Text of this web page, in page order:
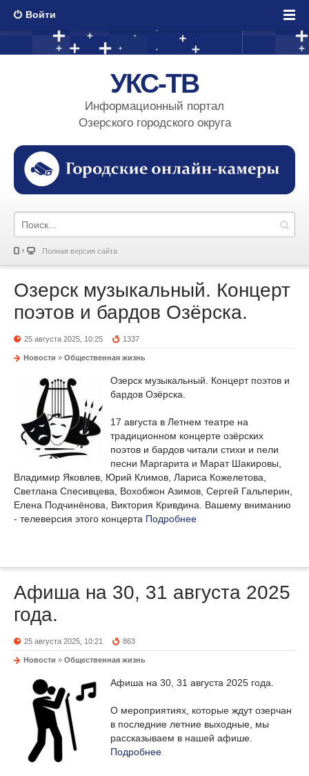
Войти
УКС-ТВ
Информационный портал
Озерского городского округа
Полная версия сайта
Озерск музыкальный. Концерт
поэтов и бардов Озёрска.
25 августа 2025, 10:25 1337
Новости » Общественная жизнь
Озерск музыкальный. Концерт поэтов и
бардов Озёрска.
17 августа в Летнем театре на
традиционном концерте озёрских
поэтов и бардов читали стихи и пели
песни Маргарита и Марат Шакировы,
Владимир Яковлев, Юрий Климов, Лариса Кожелетова,
Светлана Спесивцева, Вохобжон Азимов, Сергей Гальперин,
Елена Подчинёнова, Виктория Кривдина. Вашему вниманию
- телеверсия этого концерта Подробнее
Афиша на 30, 31 августа 2025
года.
25 августа 2025, 10:21 863
Новости » Общественная жизнь
Афиша на 30, 31 августа 2025 года.
О мероприятиях, которые ждут озерчан
в последние летние выходные, мы
рассказываем в нашей афише.
Подробнее